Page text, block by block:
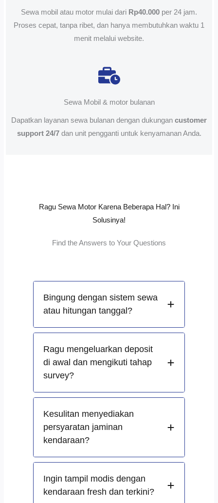
Sewa mobil atau motor mulai dari Rp40.000 per 24 jam.
Proses cepat, tanpa ribet, dan hanya membutuhkan waktu 1
menit melalui website.
Sewa Mobil & motor bulanan
Dapatkan layanan sewa bulanan dengan dukungan customer
support 24/7dan unit pengganti untuk kenyamanan Anda.
Ragu Sewa Motor Karena Beberapa Hal? Ini
Solusinya!
Find the Answers to Your Questions
Bingung dengan sistem sewa
atau hitungan tanggal?
Ragu mengeluarkan deposit
di awal dan mengikuti tahap
survey?
Kesulitan menyediakan
persyaratan jaminan
kendaraan?
Ingin tampil modis dengan
kendaraan fresh dan terkini?